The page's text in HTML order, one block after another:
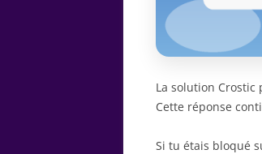
La solution Crostic
Cette réponse
Si tu étais bloqué